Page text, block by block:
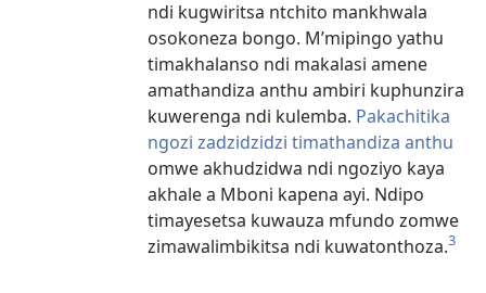
ndi kugwiritsa ntchito mankhwala
osokoneza bongo. M’mipingo yathu
timakhalanso ndi makalasi amene
amathandiza anthu ambiri kuphunzira
kuwerenga ndi kulemba. Pakachitika
ngozi zadzidzidzi timathandiza anthu
omwe akhudzidwa ndi ngoziyo kaya
akhale a Mboni kapena ayi. Ndipo
timayesetsa kuwauza mfundo zomwe
zimawalimbikitsa ndi kuwatonthoza.3